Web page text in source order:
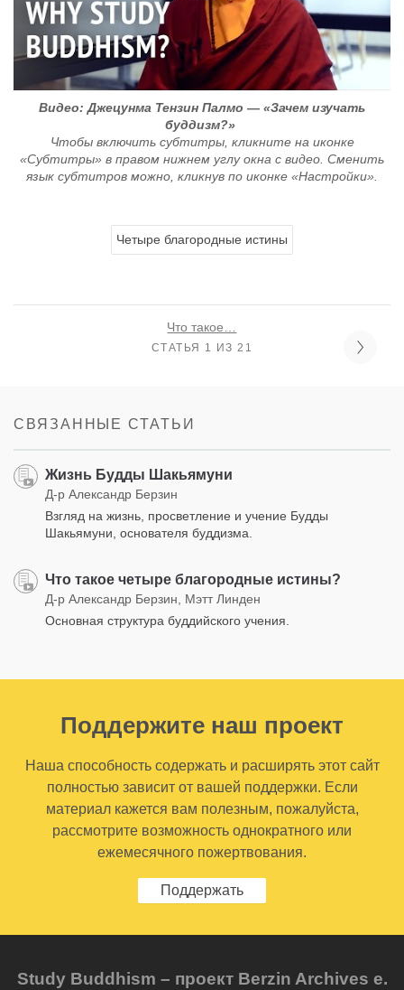
Видео: Джецунма Тензин Палмо — «Зачем изучать
буддизм?»
Чтобы включить субтитры, кликните на иконке
«Субтитры» в правом нижнем углу окна с видео. Сменить
язык субтитров можно, кликнув по иконке «Настройки».
Четыре благородные истины
Что такое…
СТАТЬЯ 1 ИЗ 21
СВЯЗАННЫЕ СТАТЬИ
Жизнь Будды Шакьямуни
Д-р Александр Берзин
Взгляд на жизнь, просветление и учение Будды
Шакьямуни, основателя буддизма.
Что такое четыре благородные истины?
Д-р Александр Берзин, Мэтт Линден
Основная структура буддийского учения.
Поддержите наш проект
Наша способность содержать и расширять этот сайт
полностью зависит от вашей поддержки. Если
материал кажется вам полезным, пожалуйста,
рассмотрите возможность однократного или
ежемесячного пожертвования.
Поддержать
Study Buddhism – проект Berzin Archives e.